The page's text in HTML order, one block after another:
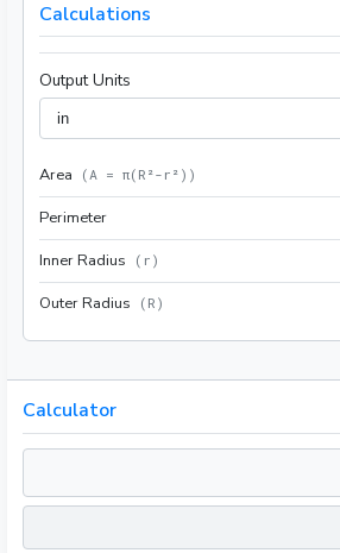
Calculations
Output Units
Area ( A = π(R²-r²) )
Perimeter
Inner Radius ( r )
Outer Radius ( R )
Calculator